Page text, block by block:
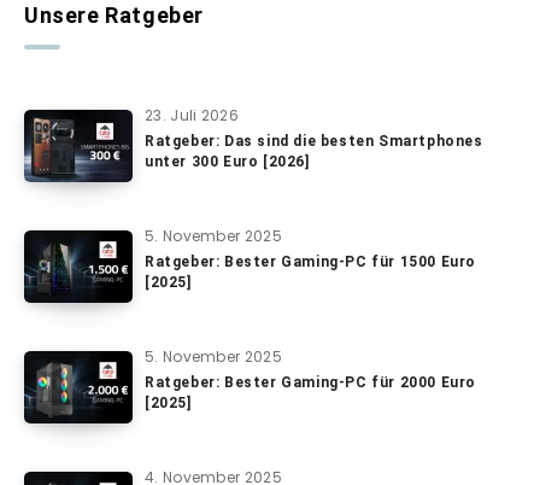
Unsere Ratgeber
23. Juli 2026
Ratgeber: Das sind die besten Smartphones
unter 300 Euro [2026]
5. November 2025
Ratgeber: Bester Gaming-PC für 1500 Euro
[2025]
5. November 2025
Ratgeber: Bester Gaming-PC für 2000 Euro
[2025]
4. November 2025